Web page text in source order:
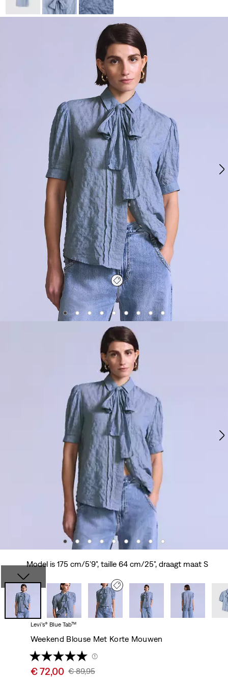
Model is 175 cm/5'9", taille 64 cm/25", draagt maat S
Levi’s® Blue Tab™
Weekend Blouse Met Korte Mouwen
(1)
Sale
€ 72,00 Original
€ 89,95